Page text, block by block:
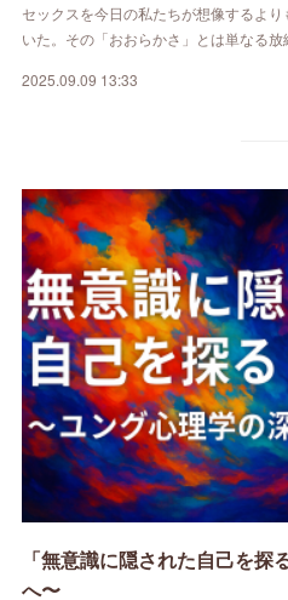
セックスを今日の私たちが想像するよ
いた。その「おおらかさ」とは単なる
2025.09.09 13:33
「無意識に隠された自己を
へ〜